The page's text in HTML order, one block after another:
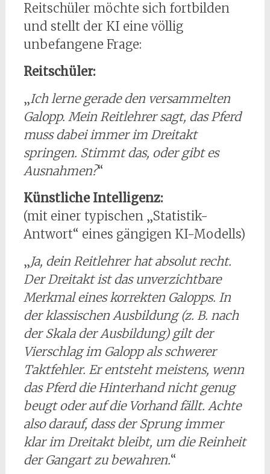
Reitschüler möchte sich fortbilden
und stellt der KI eine völlig
unbefangene Frage:
Reitschüler:
„Ich lerne gerade den versammelten
Galopp. Mein Reitlehrer sagt, das Pferd
muss dabei immer im Dreitakt
springen. Stimmt das, oder gibt es
Ausnahmen?“
Künstliche Intelligenz:
(mit einer typischen „Statistik-
Antwort“ eines gängigen KI-Modells)
„Ja, dein Reitlehrer hat absolut recht.
Der Dreitakt ist das unverzichtbare
Merkmal eines korrekten Galopps. In
der klassischen Ausbildung (z. B. nach
der Skala der Ausbildung) gilt der
Vierschlag im Galopp als schwerer
Taktfehler. Er entsteht meistens, wenn
das Pferd die Hinterhand nicht genug
beugt oder auf die Vorhand fällt. Achte
also darauf, dass der Sprung immer
klar im Dreitakt bleibt, um die Reinheit
der Gangart zu bewahren.“